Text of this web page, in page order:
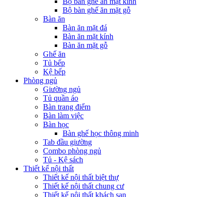
Bộ bàn ghế ăn mặt gỗ
Bàn ăn
Bàn ăn mặt đá
Bàn ăn mặt kính
Bàn ăn mặt gỗ
Ghế ăn
Tủ bếp
Kệ bếp
Phòng ngủ
Giường ngủ
Tủ quần áo
Bàn trang điểm
Bàn làm việc
Bàn học
Bàn ghế học thông minh
Tab đầu giường
Combo phòng ngủ
Tủ - Kệ sách
Thiết kế nội thất
Thiết kế nội thất biệt thự
Thiết kế nội thất chung cư
Thiết kế nội thất khách sạn